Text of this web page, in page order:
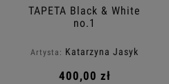
TAPETA Black & White
no.1
Artysta: Katarzyna Jasyk
400,00 zł